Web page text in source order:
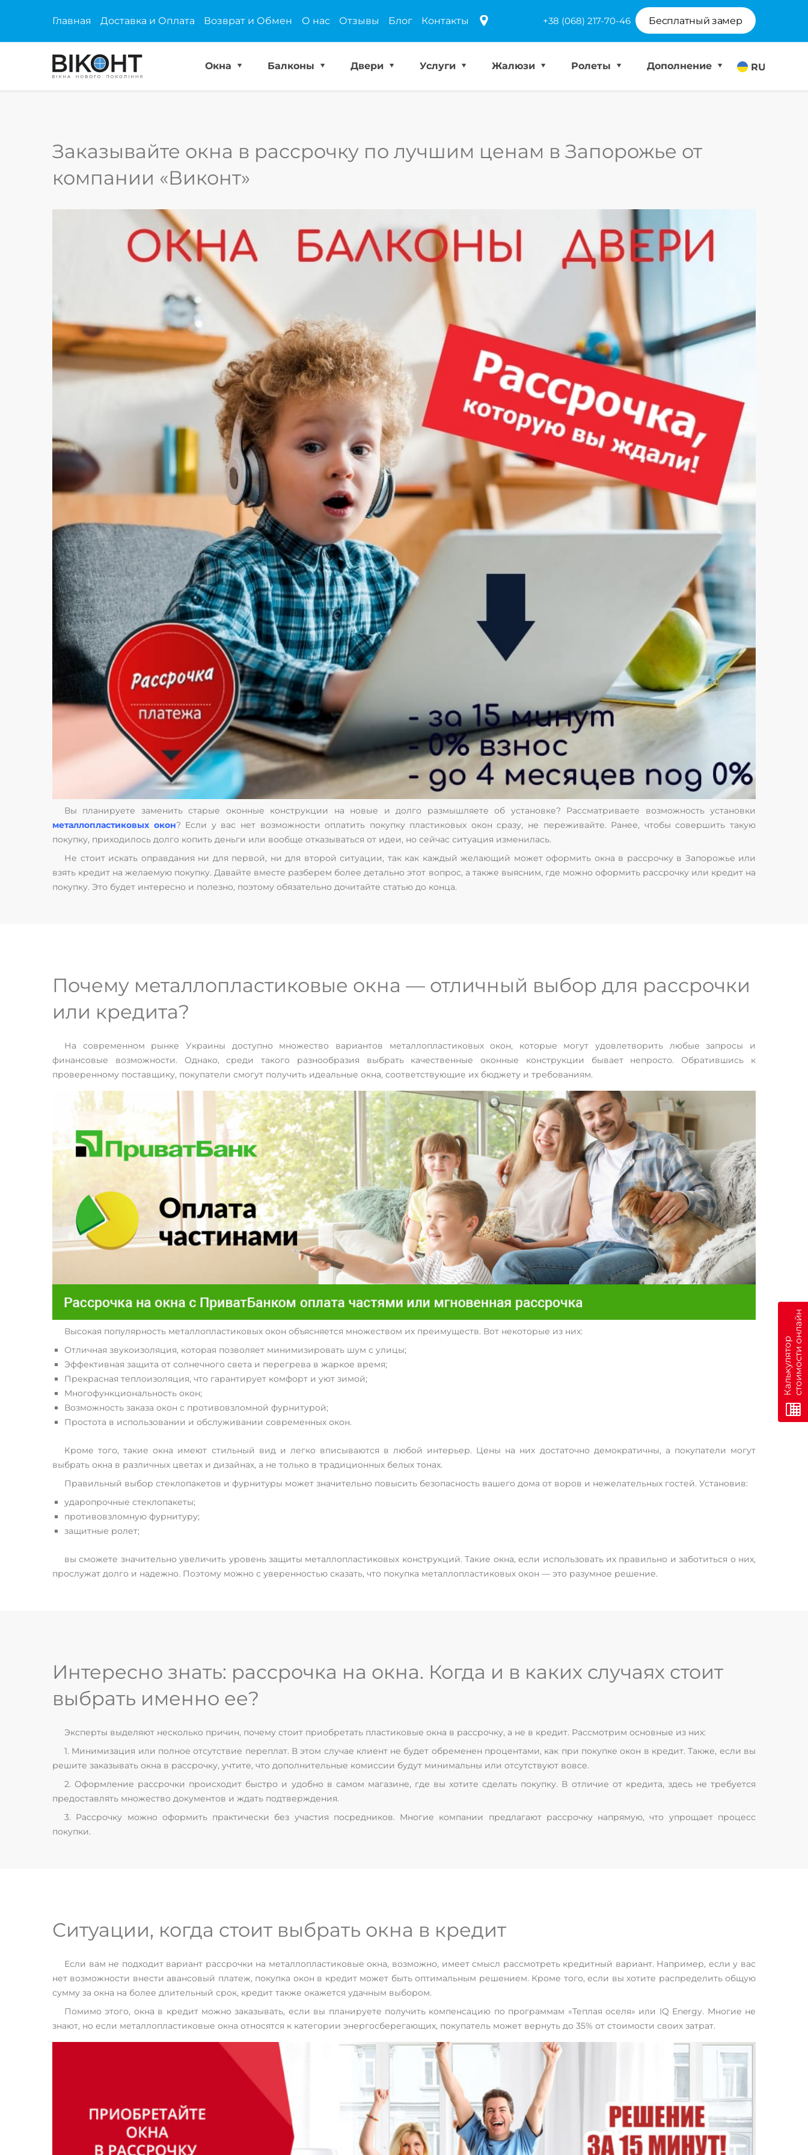
Главная Доставка и Оплата Возврат и Обмен О нас Отзывы Блог Контакты +38 (068) 217-70-46 Бесплатный замер
RU
Окна Балконы Двери Услуги Жалюзи Ролеты Дополнение
Заказывайте окна в рассрочку по лучшим ценам в Запорожье от
компании «Виконт»
Вы планируете заменить старые оконные конструкции на новые и долго размышляете об установке? Рассматриваете возможность установки
металлопластиковых окон? Если у вас нет возможности оплатить покупку пластиковых окон сразу, не переживайте. Ранее, чтобы совершить такую
покупку, приходилось долго копить деньги или вообще отказываться от идеи, но сейчас ситуация изменилась.
Не стоит искать оправдания ни для первой, ни для второй ситуации, так как каждый желающий может оформить окна в рассрочку в Запорожье или
взять кредит на желаемую покупку. Давайте вместе разберем более детально этот вопрос, а также выясним, где можно оформить рассрочку или кредит на
покупку. Это будет интересно и полезно, поэтому обязательно дочитайте статью до конца.
Почему металлопластиковые окна — отличный выбор для рассрочки
или кредита?
На современном рынке Украины доступно множество вариантов металлопластиковых окон, которые могут удовлетворить любые запросы и
финансовые возможности. Однако, среди такого разнообразия выбрать качественные оконные конструкции бывает непросто. Обратившись к
проверенному поставщику, покупатели смогут получить идеальные окна, соответствующие их бюджету и требованиям.
Высокая популярность металлопластиковых окон объясняется множеством их преимуществ. Вот некоторые из них:
Отличная звукоизоляция, которая позволяет минимизировать шум с улицы;
Эффективная защита от солнечного света и перегрева в жаркое время;
Прекрасная теплоизоляция, что гарантирует комфорт и уют зимой;
Многофункциональность окон;
Возможность заказа окон с противовзломной фурнитурой;
Простота в использовании и обслуживании современных окон.
Кроме того, такие окна имеют стильный вид и легко вписываются в любой интерьер. Цены на них достаточно демократичны, а покупатели могут
выбрать окна в различных цветах и дизайнах, а не только в традиционных белых тонах.
Правильный выбор стеклопакетов и фурнитуры может значительно повысить безопасность вашего дома от воров и нежелательных гостей. Установив:
ударопрочные стеклопакеты;
противовзломную фурнитуру;
защитные ролет;
вы сможете значительно увеличить уровень защиты металлопластиковых конструкций. Такие окна, если использовать их правильно и заботиться о них,
прослужат долго и надежно. Поэтому можно с уверенностью сказать, что покупка металлопластиковых окон — это разумное решение.
Интересно знать: рассрочка на окна. Когда и в каких случаях стоит
выбрать именно ее?
Эксперты выделяют несколько причин, почему стоит приобретать пластиковые окна в рассрочку, а не в кредит. Рассмотрим основные из них:
1. Минимизация или полное отсутствие переплат. В этом случае клиент не будет обременен процентами, как при покупке окон в кредит. Также, если вы
решите заказывать окна в рассрочку, учтите, что дополнительные комиссии будут минимальны или отсутствуют вовсе.
2. Оформление рассрочки происходит быстро и удобно в самом магазине, где вы хотите сделать покупку. В отличие от кредита, здесь не требуется
предоставлять множество документов и ждать подтверждения.
3. Рассрочку можно оформить практически без участия посредников. Многие компании предлагают рассрочку напрямую, что упрощает процесс
покупки.
Ситуации, когда стоит выбрать окна в кредит
Если вам не подходит вариант рассрочки на металлопластиковые окна, возможно, имеет смысл рассмотреть кредитный вариант. Например, если у вас
нет возможности внести авансовый платеж, покупка окон в кредит может быть оптимальным решением. Кроме того, если вы хотите распределить общую
сумму за окна на более длительный срок, кредит также окажется удачным выбором.
Помимо этого, окна в кредит можно заказывать, если вы планируете получить компенсацию по программам «Теплая оселя» или IQ Energy. Многие не
знают, но если металлопластиковые окна относятся к категории энергосберегающих, покупатель может вернуть до 35% от стоимости своих затрат.
К
а
л
ь
к
у
л
я
т
о
р
с
т
о
и
м
о
с
т
и
о
н
л
а
йн